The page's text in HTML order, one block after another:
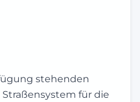
stehenden
für die